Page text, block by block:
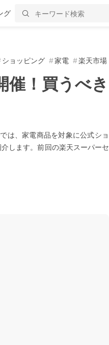
グ
ショッピング 家電 楽天市場
催！買うべき
は、家電商品を対象に公式ショ
します。前回の楽天スーパーセ